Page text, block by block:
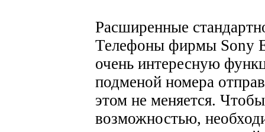
Расширенные
Телефоны фирмы Sony
очень интересную
подменой номера
этом не меняется.
возможностью,